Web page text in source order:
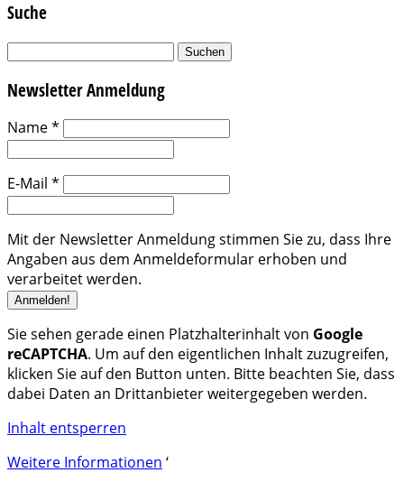
Suche
Suchen
Newsletter Anmeldung
Name*
E-Mail *
Mit der Newsletter Anmeldung stimmen Sie zu, dass Ihre
Angaben aus dem Anmeldeformular erhoben und
verarbeitet werden.
Sie sehen gerade einen Platzhalterinhalt von Google
reCAPTCHA. Um auf den eigentlichen Inhalt zuzugreifen,
klicken Sie auf den Button unten. Bitte beachten Sie, dass
dabei Daten an Drittanbieter weitergegeben werden.
Inhalt entsperren
Weitere Informationen ‘